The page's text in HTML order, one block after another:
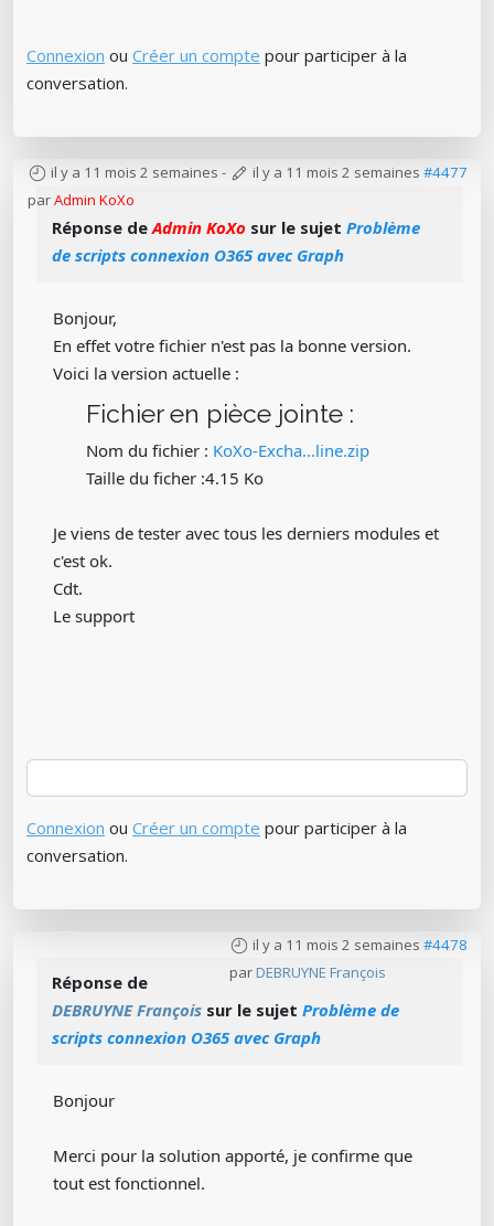
Connexion ou Créer un compte pour participer à la
conversation.
il y a 11 mois 2 semaines - il y a 11 mois 2 semaines #4477
parAdmin KoXo
Réponse deAdmin KoXo sur le sujet Problème
de scripts connexion O365 avec Graph
Bonjour,
En effet votre fichier n'est pas la bonne version.
Voici la version actuelle :
Fichier en pièce jointe :
Nom du fichier : KoXo-Excha...line.zip
Taille du ficher :4.15 Ko
Je viens de tester avec tous les derniers modules et
c'est ok.
Cdt.
Le support
Connexion ou Créer un compte pour participer à la
conversation.
il y a 11 mois 2 semaines #4478
par DEBRUYNE François
Réponse de
DEBRUYNE François sur le sujet Problème de
scripts connexion O365 avec Graph
Bonjour
Merci pour la solution apporté, je confirme que
tout est fonctionnel.